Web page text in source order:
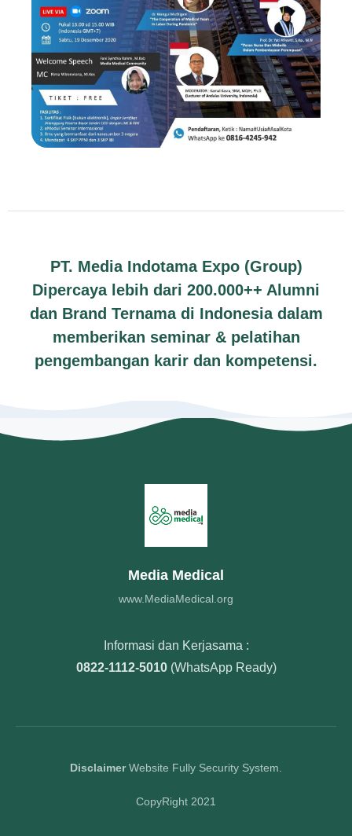
PT. Media Indotama Expo (Group)
Dipercaya lebih dari 200.000++ Alumni
dan Brand Ternama di Indonesia dalam
memberikan seminar & pelatihan
pengembangan karir dan kompetensi.
Media Medical
www.MediaMedical.org
Informasi dan Kerjasama :
0822-1112-5010(WhatsApp Ready)
DisclaimerWebsite Fully Security System.
CopyRight 2021